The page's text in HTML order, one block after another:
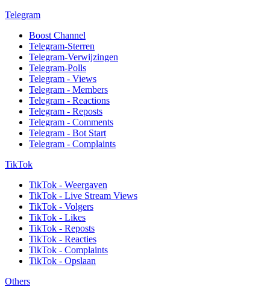
Telegram
Boost Channel
Telegram-Sterren
Telegram-Verwijzingen
Telegram-Polls
Telegram - Views
Telegram - Members
Telegram - Reactions
Telegram - Reposts
Telegram - Comments
Telegram - Bot Start
Telegram - Complaints
TikTok
TikTok - Weergaven
TikTok - Live Stream Views
TikTok - Volgers
TikTok - Likes
TikTok - Reposts
TikTok - Reacties
TikTok - Complaints
TikTok - Opslaan
Others